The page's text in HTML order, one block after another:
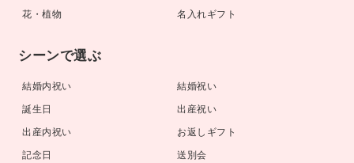
花・植物
名入れギフト
シーンで選ぶ
結婚内祝い
結婚祝い
誕生日
出産祝い
出産内祝い
お返しギフト
記念日
送別会